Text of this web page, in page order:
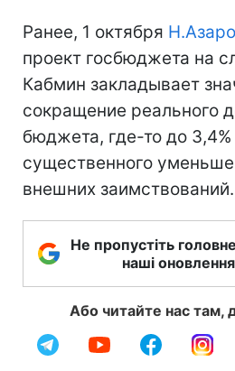
Ранее, 1 октября
проект госбюджета на
Кабмин закладывает
сокращение реального
бюджета, где-то до
существенного
внешних заимствований.
Не пропустіть
наші
Або читайте нас там,